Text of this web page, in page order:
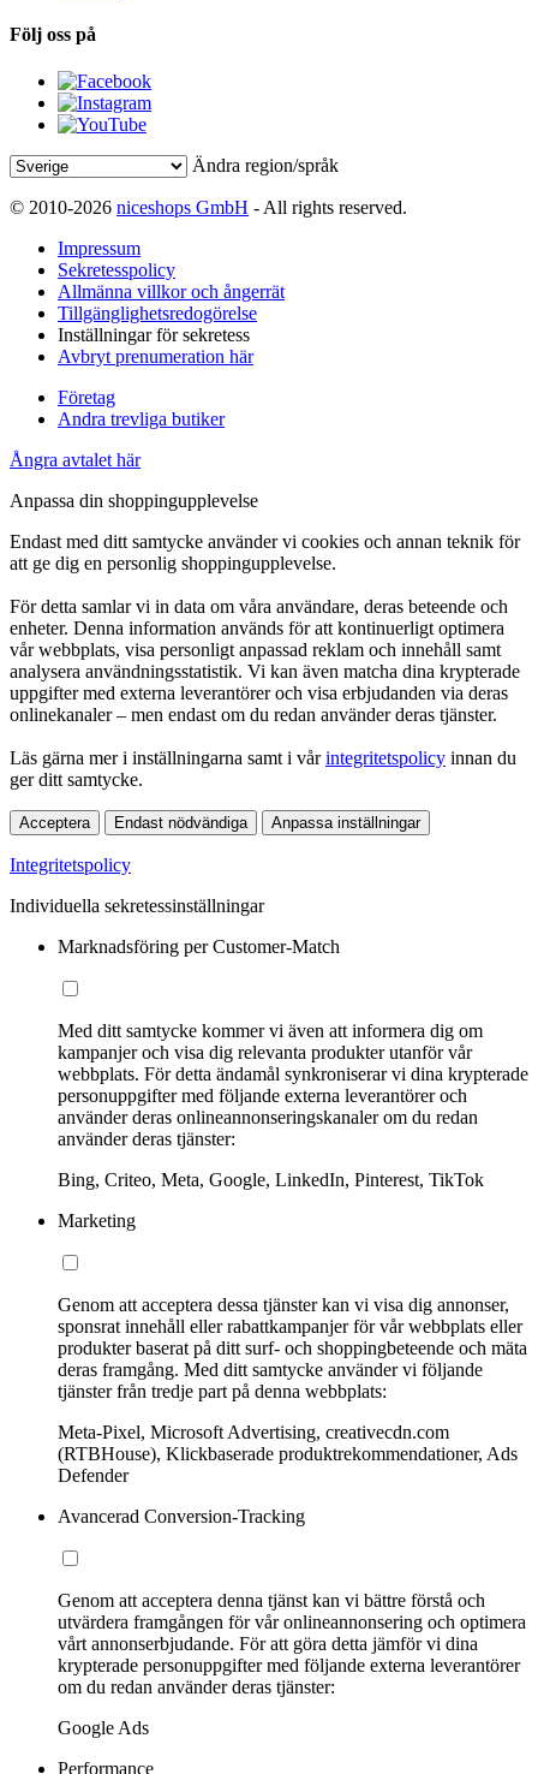
Följ oss på
Ändra region/språk
© 2010-2026 niceshops GmbH - All rights reserved.
Impressum
Sekretesspolicy
Allmänna villkor och ångerrät
Tillgänglighetsredogörelse
Inställningar för sekretess
Avbryt prenumeration här
Företag
Andra trevliga butiker
Ångra avtalet här
Anpassa din shoppingupplevelse
Endast med ditt samtycke använder vi cookies och annan teknik för
att ge dig en personlig shoppingupplevelse.
För detta samlar vi in data om våra användare, deras beteende och
enheter. Denna information används för att kontinuerligt optimera
vår webbplats, visa personligt anpassad reklam och innehåll samt
analysera användningsstatistik. Vi kan även matcha dina krypterade
uppgifter med externa leverantörer och visa erbjudanden via deras
onlinekanaler – men endast om du redan använder deras tjänster.
Läs gärna mer i inställningarna samt i vårintegritetspolicy innan du
ger ditt samtycke.
Acceptera Endast nödvändiga Anpassa inställningar
Integritetspolicy
Individuella sekretessinställningar
Marknadsföring per Customer-Match
Med ditt samtycke kommer vi även att informera dig om
kampanjer och visa dig relevanta produkter utanför vår
webbplats. För detta ändamål synkroniserar vi dina krypterade
personuppgifter med följande externa leverantörer och
använder deras onlineannonseringskanaler om du redan
använder deras tjänster:
Bing, Criteo, Meta, Google, LinkedIn, Pinterest, TikTok
Marketing
Genom att acceptera dessa tjänster kan vi visa dig annonser,
sponsrat innehåll eller rabattkampanjer för vår webbplats eller
produkter baserat på ditt surf- och shoppingbeteende och mäta
deras framgång. Med ditt samtycke använder vi följande
tjänster från tredje part på denna webbplats:
Meta-Pixel, Microsoft Advertising, creativecdn.com
(RTBHouse), Klickbaserade produktrekommendationer, Ads
Defender
Avancerad Conversion-Tracking
Genom att acceptera denna tjänst kan vi bättre förstå och
utvärdera framgången för vår onlineannonsering och optimera
vårt annonserbjudande. För att göra detta jämför vi dina
krypterade personuppgifter med följande externa leverantörer
om du redan använder deras tjänster:
Google Ads
Performance